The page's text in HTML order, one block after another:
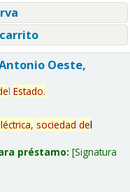
Oeste,
l Estado.
sociedad del
préstamo: Signatura